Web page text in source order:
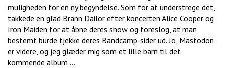
muligheden for en ny begyndelse. Som for at understrege det,
takkede en glad Brann Dailor efter koncerten Alice Cooper og
Iron Maiden for at åbne deres show og foreslog, at man
bestemt burde tjekke deres Bandcamp-sider ud. Jo, Mastodon
er videre, og jeg glæder mig som et lille barn til det
kommende album …